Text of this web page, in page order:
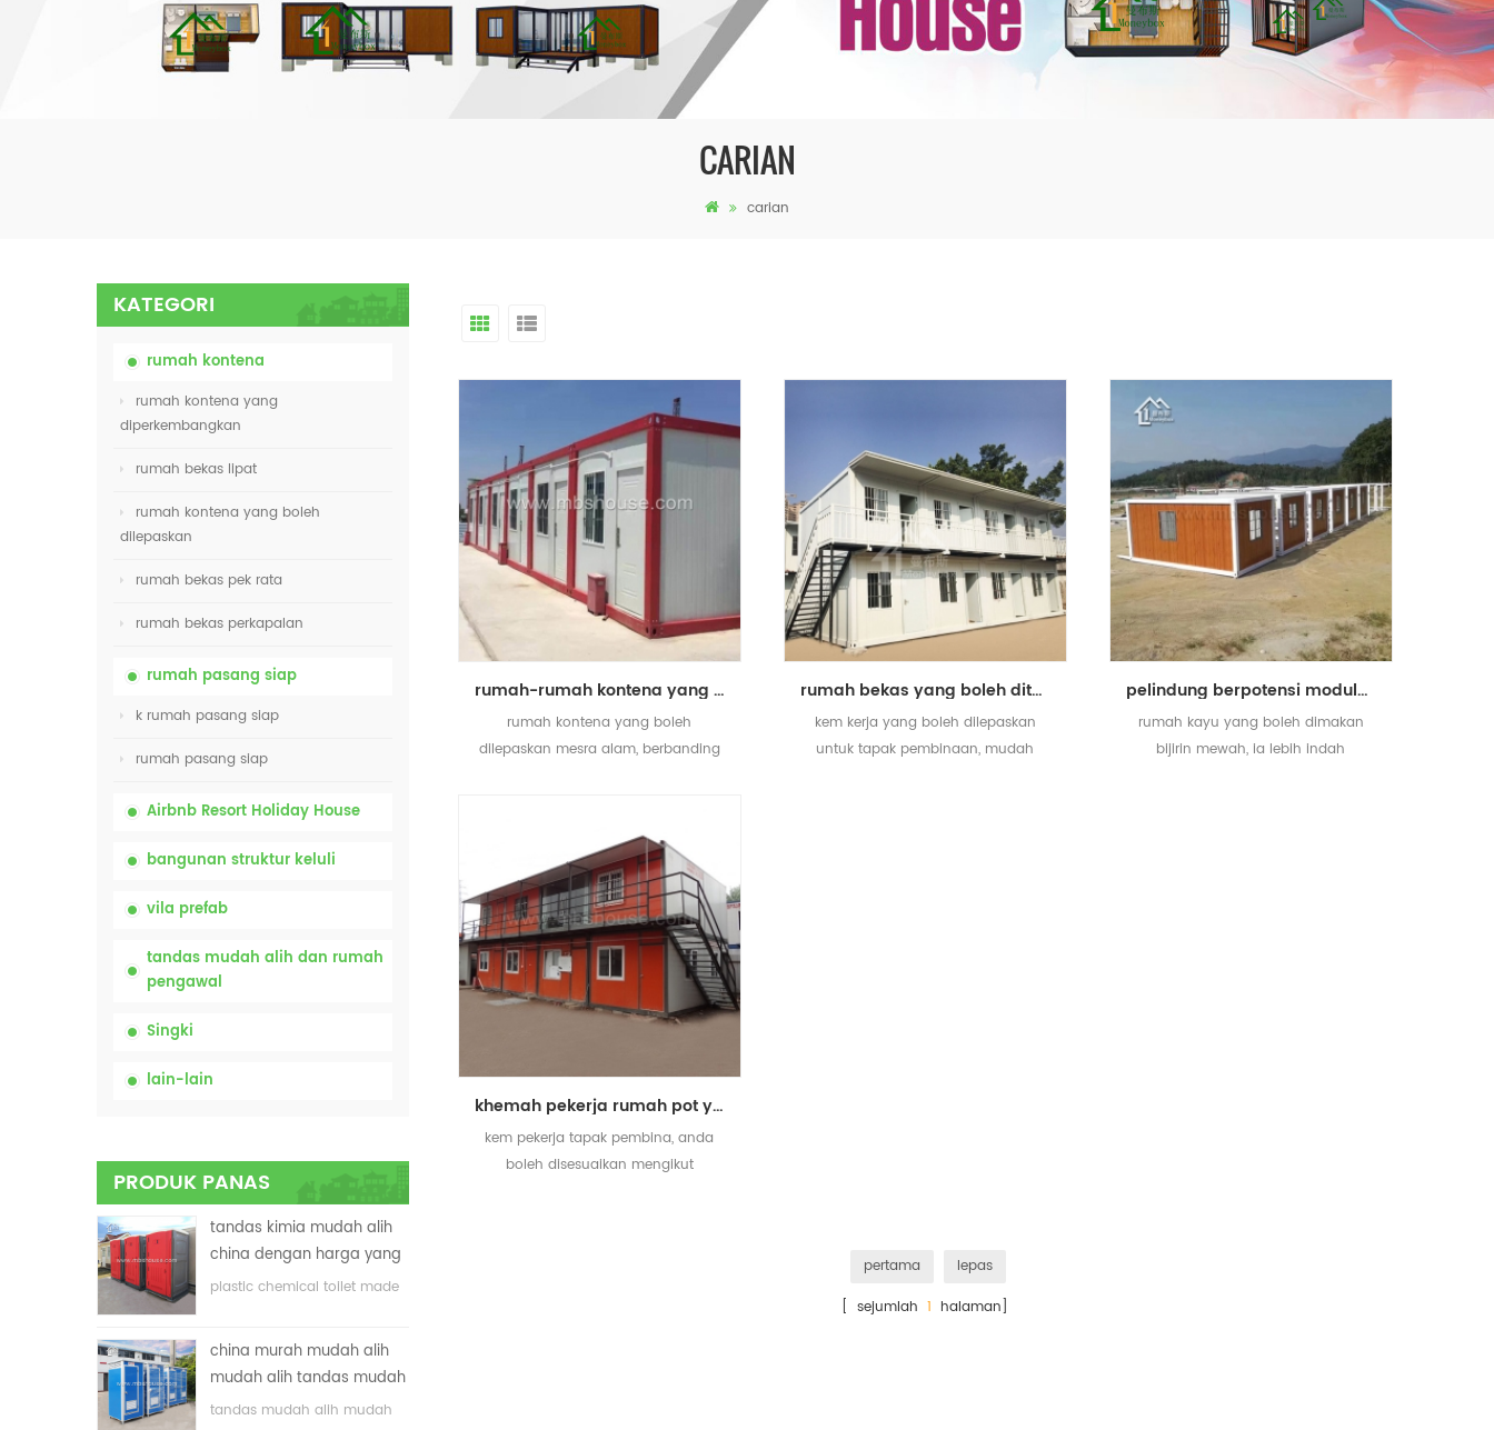
CARIAN
carian
KATEGORI
rumah kontena
rumah kontena yang
diperkembangkan
rumah bekas lipat
rumah kontena yang boleh
dilepaskan
rumah bekas pek rata
rumah bekas perkapalan
rumah pasang siap
k rumah pasang siap
rumah pasang siap
Airbnb Resort Holiday House
bangunan struktur keluli
vila prefab
tandas mudah alih dan rumah
pengawal
Singki
lain-lain
PRODUK PANAS
tandas kimia mudah alih
china dengan harga yang
rendah
plastic chemical toilet made
china murah mudah alih
mudah alih tandas mudah
alih untuk tapak
tandas mudah alih mudah
rumah-rumah kontena yang berkonsepkan ekonomi yang mesra alam
rumah kontena yang boleh
dilepaskan mesra alam, berbanding
rumah bekas yang boleh ditanggalkan khas untuk kem kerja
kem kerja yang boleh dilepaskan
untuk tapak pembinaan, mudah
pelindung berpotensi modular berpecah haba rumah bekas prefab
rumah kayu yang boleh dimakan
bijirin mewah, ia lebih indah
khemah pekerja rumah pot yang boleh ditanggalkan untuk tapak pembinaan
kem pekerja tapak pembina, anda
boleh disesuaikan mengikut
pertama
lepas
[ sejumlah1 halaman]
mbshou
se.com